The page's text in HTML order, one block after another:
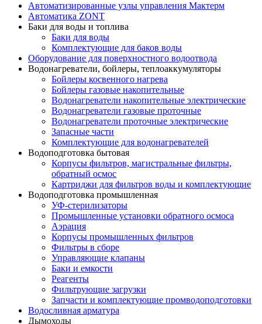
Автоматизированные узлы управления Мактерм
Автоматика ZONT
Баки для воды и топлива
Баки для воды
Комплектующие для баков воды
Оборудование для поверхностного водоотвода
Водонагреватели, бойлеры, теплоаккумуляторы
Бойлеры косвенного нагрева
Бойлеры газовые накопительные
Водонагреватели накопительные электрические
Водонагреватели газовые проточные
Водонагреватели проточные электрические
Запасные части
Комплектующие для водонагревателей
Водоподготовка бытовая
Корпусы фильтров, магистральные фильтры,
обратный осмос
Картриджи для фильтров воды и комплектующие
Водоподготовка промышленная
УФ-стерилизаторы
Промышленные установки обратного осмоса
Аэрация
Корпусы промышленных фильтров
Фильтры в сборе
Управляющие клапаны
Баки и емкости
Реагенты
Фильтрующие загрузки
Запчасти и комплектующие промводоподготовки
Водосливная арматура
Дымоходы